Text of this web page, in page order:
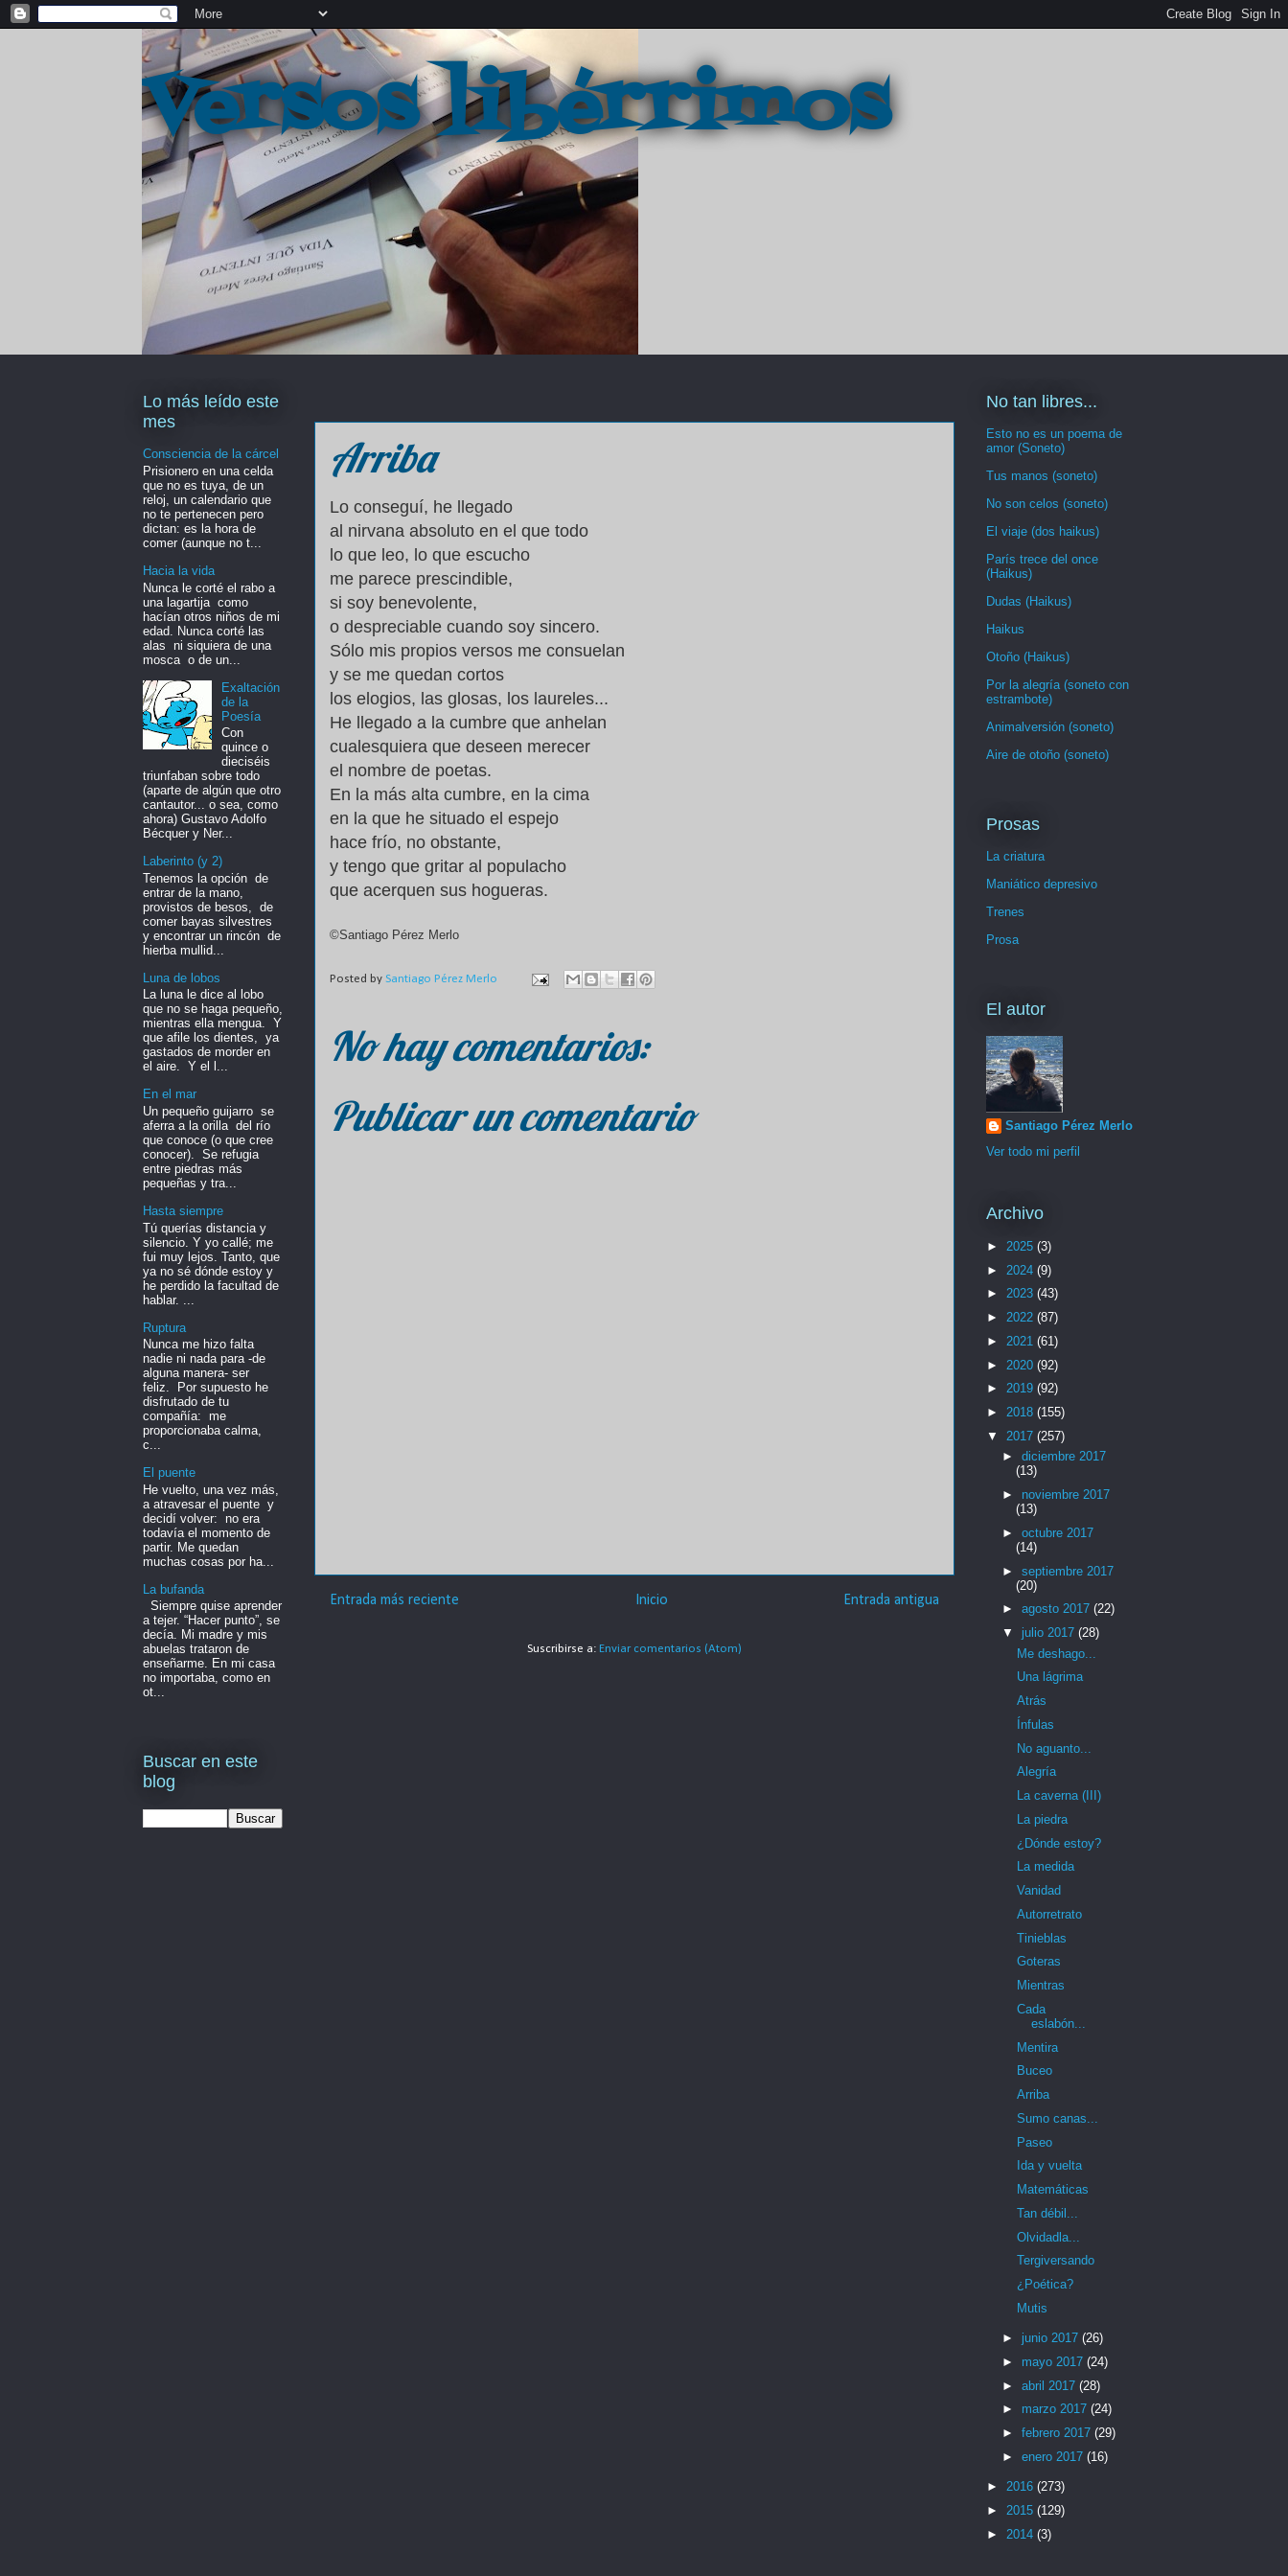
Versos libérrimos
Arriba
Lo conseguí, he llegado
al nirvana absoluto en el que todo
lo que leo, lo que escucho
me parece prescindible,
si soy benevolente,
o despreciable cuando soy sincero.
Sólo mis propios versos me consuelan
y se me quedan cortos
los elogios, las glosas, los laureles...
He llegado a la cumbre que anhelan
cualesquiera que deseen merecer
el nombre de poetas.
En la más alta cumbre, en la cima
en la que he situado el espejo
hace frío, no obstante,
y tengo que gritar al populacho
que acerquen sus hogueras.
©Santiago Pérez Merlo
Posted by Santiago Pérez Merlo
No hay comentarios:
Publicar un comentario
Entrada más reciente Entrada antigua
Inicio
Suscribirse a: Enviar comentarios (Atom)
Lo más leído este
mes
Consciencia de la cárcel
Prisionero en una celda
que no es tuya, de un
reloj, un calendario que
no te pertenecen pero
dictan: es la hora de
comer (aunque no t...
Hacia la vida
Nunca le corté el rabo a
una lagartija como
hacían otros niños de mi
edad. Nunca corté las
alas ni siquiera de una
mosca o de un...
Exaltación
de la
Poesía
Con
quince o
dieciséis
triunfaban sobre todo
(aparte de algún que otro
cantautor... o sea, como
ahora) Gustavo Adolfo
Bécquer y Ner...
Laberinto (y 2)
Tenemos la opción de
entrar de la mano,
provistos de besos, de
comer bayas silvestres
y encontrar un rincón de
hierba mullid...
Luna de lobos
La luna le dice al lobo
que no se haga pequeño,
mientras ella mengua. Y
que afile los dientes, ya
gastados de morder en
el aire. Y el l...
En el mar
Un pequeño guijarro se
aferra a la orilla del río
que conoce (o que cree
conocer). Se refugia
entre piedras más
pequeñas y tra...
Hasta siempre
Tú querías distancia y
silencio. Y yo callé; me
fui muy lejos. Tanto, que
ya no sé dónde estoy y
he perdido la facultad de
hablar. ...
Ruptura
Nunca me hizo falta
nadie ni nada para -de
alguna manera- ser
feliz. Por supuesto he
disfrutado de tu
compañía: me
proporcionaba calma,
c...
El puente
He vuelto, una vez más,
a atravesar el puente y
decidí volver: no era
todavía el momento de
partir. Me quedan
muchas cosas por ha...
La bufanda
Siempre quise aprender
a tejer. “Hacer punto”, se
decía. Mi madre y mis
abuelas trataron de
enseñarme. En mi casa
no importaba, como en
ot...
Buscar en este
blog
No tan libres...
Esto no es un poema de
amor (Soneto)
Tus manos (soneto)
No son celos (soneto)
El viaje (dos haikus)
París trece del once
(Haikus)
Dudas (Haikus)
Haikus
Otoño (Haikus)
Por la alegría (soneto con
estrambote)
Animalversión (soneto)
Aire de otoño (soneto)
Prosas
La criatura
Maniático depresivo
Trenes
Prosa
El autor
Santiago Pérez Merlo
Ver todo mi perfil
Archivo
► 2025 (3)
► 2024 (9)
► 2023 (43)
► 2022 (87)
► 2021 (61)
► 2020 (92)
► 2019 (92)
► 2018 (155)
▼ 2017 (257)
► diciembre 2017
(13)
► noviembre 2017
(13)
► octubre 2017
(14)
► septiembre 2017
(20)
► agosto 2017 (22)
▼ julio 2017 (28)
Me deshago...
Una lágrima
Atrás
Ínfulas
No aguanto...
Alegría
La caverna (III)
La piedra
¿Dónde estoy?
La medida
Vanidad
Autorretrato
Tinieblas
Goteras
Mientras
Cada
eslabón...
Mentira
Buceo
Arriba
Sumo canas...
Paseo
Ida y vuelta
Matemáticas
Tan débil...
Olvidadla...
Tergiversando
¿Poética?
Mutis
► junio 2017 (26)
► mayo 2017 (24)
► abril 2017 (28)
► marzo 2017 (24)
► febrero 2017 (29)
► enero 2017 (16)
► 2016 (273)
► 2015 (129)
► 2014 (3)